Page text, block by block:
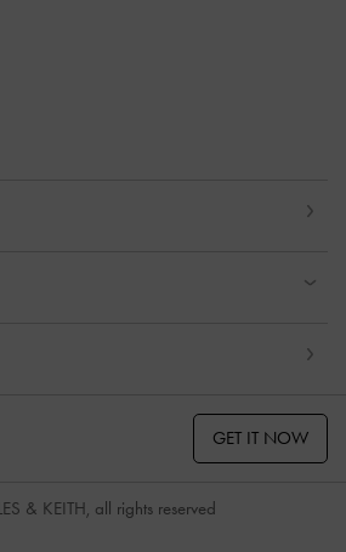
GET IT NOW
& KEITH, all rights reserved